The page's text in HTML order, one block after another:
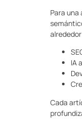
Para
IA
Cada